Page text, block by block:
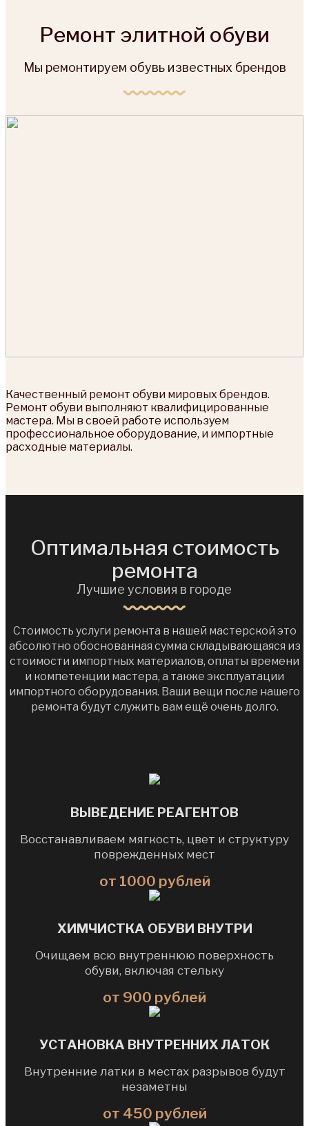
Ремонт элитной обуви
Мы ремонтируем обувь известных брендов
Качественный ремонт обуви мировых брендов.
Ремонт обуви выполняют квалифицированные
мастера. Мы в своей работе используем
профессиональное оборудование, и импортные
расходные материалы.
Оптимальная стоимость
ремонта
Лучшие условия в городе
Стоимость услуги ремонта в нашей мастерской это
абсолютно обоснованная сумма складывающаяся из
стоимости импортных материалов, оплаты времени
и компетенции мастера, а также эксплуатации
импортного оборудования. Ваши вещи после нашего
ремонта будут служить вам ещё очень долго.
ВЫВЕДЕНИЕ РЕАГЕНТОВ
Восстанавливаем мягкость, цвет и структуру
поврежденных мест
от 1000 рублей
ХИМЧИСТКА ОБУВИ ВНУТРИ
Очищаем всю внутреннюю поверхность
обуви, включая стельку
от 900 рублей
УСТАНОВКА ВНУТРЕННИХ ЛАТОК
Внутренние латки в местах разрывов будут
незаметны
от 450 рублей